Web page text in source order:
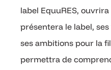
label EquuRES,
présentera le label,
ses ambitions pour la
permettra de